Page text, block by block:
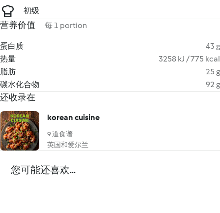
初级
营养价值 每 1 portion
蛋白质
43 g
热量
3258 kJ / 775 kcal
脂肪
25 g
碳水化合物
92 g
还收录在
korean cuisine
9 道食谱
英国和爱尔兰
您可能还喜欢...